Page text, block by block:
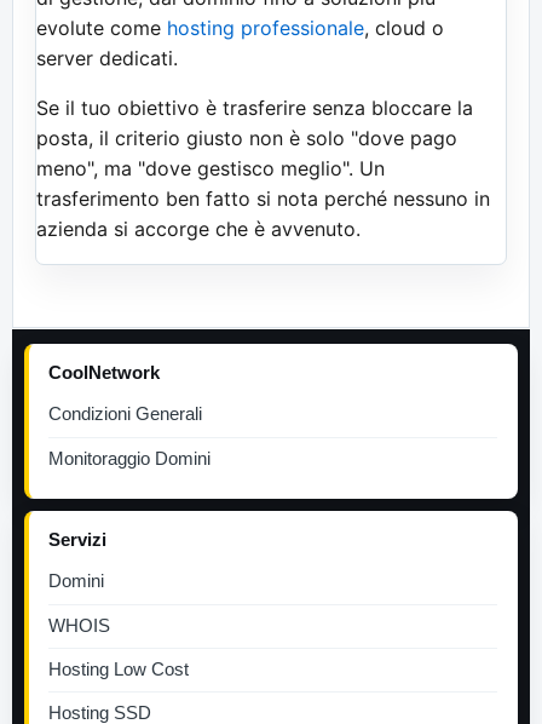
evolute come hosting professionale, cloud o
server dedicati.
Se il tuo obiettivo è trasferire senza bloccare la
posta, il criterio giusto non è solo "dove pago
meno", ma "dove gestisco meglio". Un
trasferimento ben fatto si nota perché nessuno in
azienda si accorge che è avvenuto.
CoolNetwork
Condizioni Generali
Monitoraggio Domini
Servizi
Domini
WHOIS
Hosting Low Cost
Hosting SSD